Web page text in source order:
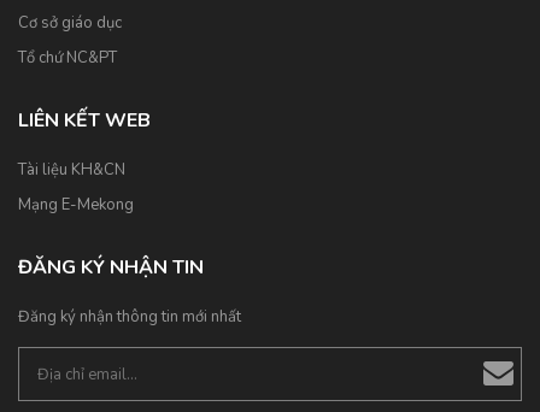
Cơ sở giáo dục
Tổ chứ NC&PT
LIÊN KẾT WEB
Tài liệu KH&CN
Mạng E-Mekong
ĐĂNG KÝ NHẬN TIN
Đăng ký nhận thông tin mới nhất